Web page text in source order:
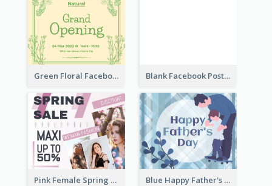
Green Floral Facebook Post About Grand Opening Blank Facebook Post
Pink Female Spring Fashion Facebook Post Design Blue Happy Father's Day Facebook Post